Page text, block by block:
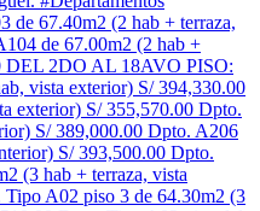
de 67.40m2 (2 hab + terraza,
de 67.00m2 (2 hab +
DEL 2DO AL 18AVO PISO:
vista exterior) S/ 394,330.00
exterior) S/ 355,570.00 Dpto.
S/ 389,000.00 Dpto. A206
S/ 393,500.00 Dpto.
(3 hab + terraza, vista
A02 piso 3 de 64.30m2 (3